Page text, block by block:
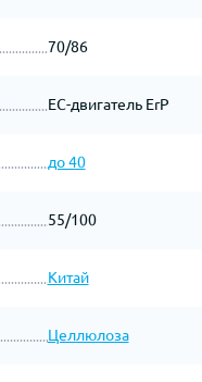
70/86
ЕС-двигатель ErP
до 40
55/100
Китай
Целлюлоза